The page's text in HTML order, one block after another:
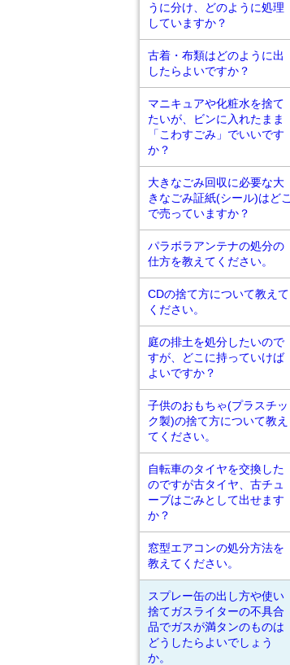
うに分け、どのように処理
していますか？
古着・布類はどのように出
したらよいですか？
マニキュアや化粧水を捨て
たいが、ビンに入れたまま
「こわすごみ」でいいです
か？
大きなごみ回収に必要な大
きなごみ証紙(シール)はどこ
で売っていますか？
パラボラアンテナの処分の
仕方を教えてください。
CDの捨て方について教えて
ください。
庭の排土を処分したいので
すが、どこに持っていけば
よいですか？
子供のおもちゃ(プラスチッ
ク製)の捨て方について教え
てください。
自転車のタイヤを交換した
のですが古タイヤ、古チュ
ーブはごみとして出せます
か？
窓型エアコンの処分方法を
教えてください。
スプレー缶の出し方や使い
捨てガスライターの不具合
品でガスが満タンのものは
どうしたらよいでしょう
か。